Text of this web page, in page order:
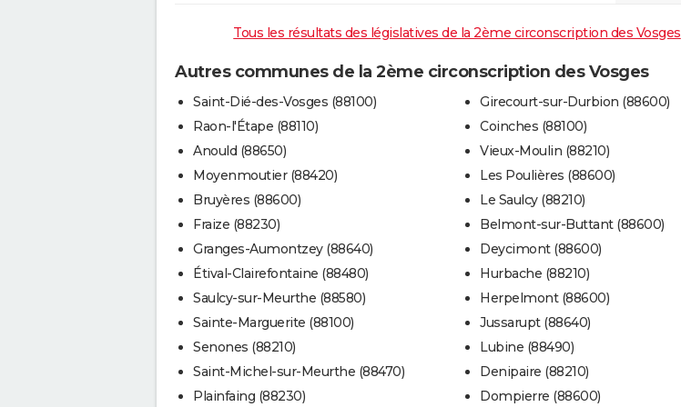
Tous les résultats des législatives de la 2ème circonscription des Vosges
Autres communes de la 2ème circonscription des Vosges
Saint-Dié-des-Vosges (88100)
Raon-l'Étape (88110)
Anould (88650)
Moyenmoutier (88420)
Bruyères (88600)
Fraize (88230)
Granges-Aumontzey (88640)
Étival-Clairefontaine (88480)
Saulcy-sur-Meurthe (88580)
Sainte-Marguerite (88100)
Senones (88210)
Saint-Michel-sur-Meurthe (88470)
Plainfaing (88230)
Girecourt-sur-Durbion (88600)
Coinches (88100)
Vieux-Moulin (88210)
Les Poulières (88600)
Le Saulcy (88210)
Belmont-sur-Buttant (88600)
Deycimont (88600)
Hurbache (88210)
Herpelmont (88600)
Jussarupt (88640)
Lubine (88490)
Denipaire (88210)
Dompierre (88600)